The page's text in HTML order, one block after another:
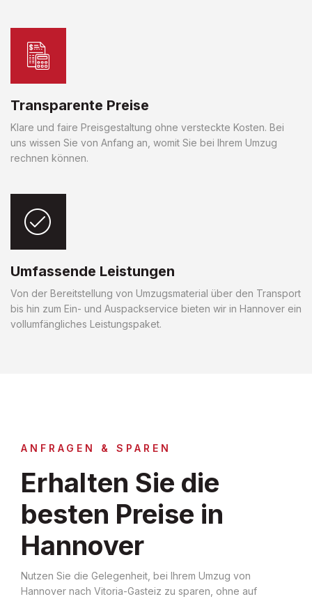
Transparente Preise
Klare und faire Preisgestaltung ohne versteckte Kosten. Bei
uns wissen Sie von Anfang an, womit Sie bei Ihrem Umzug
rechnen können.
Umfassende Leistungen
Von der Bereitstellung von Umzugsmaterial über den Transport
bis hin zum Ein- und Auspackservice bieten wir in Hannover ein
vollumfängliches Leistungspaket.
ANFRAGEN & SPAREN
Erhalten Sie die
besten Preise in
Hannover
Nutzen Sie die Gelegenheit, bei Ihrem Umzug von
Hannover nach Vitoria-Gasteiz zu sparen, ohne auf